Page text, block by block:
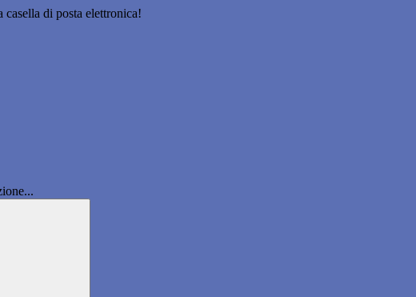
di posta elettronica!